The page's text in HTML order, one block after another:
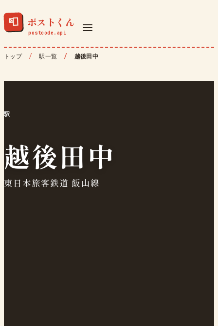
📮 ポストくん
トップ 駅一覧 越後田中
駅
越後田中
東日本旅客鉄道 飯山線